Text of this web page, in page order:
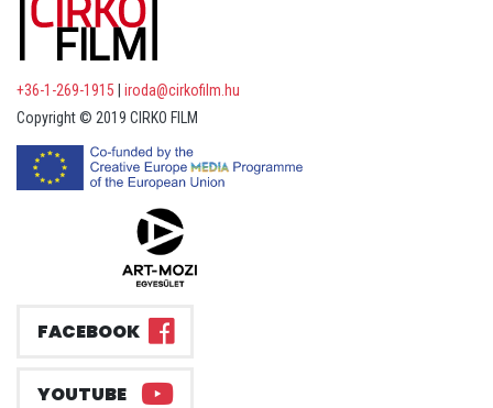
+36-1-269-1915
iroda@cirkofilm.hu
Copyright © 2019 CIRKO FILM
FACEBOOK
YOUTUBE